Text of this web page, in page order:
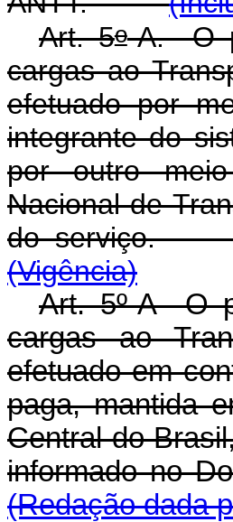
Art. 5o-A. O
cargas ao
efetuado por
integrante do
por outro
Nacional de
do
(Vigência)
Art. 5º-A O
cargas ao
efetuado em
paga, mantida
Central do
informado no
(Redação dada